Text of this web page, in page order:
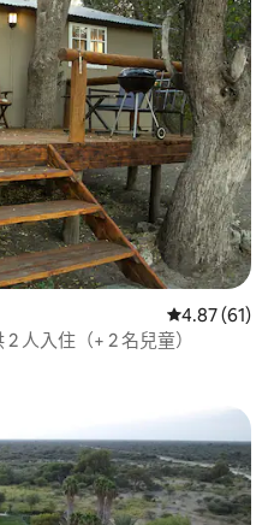
從 61 則評價
4.87 (61)
人入住（+ 2 名兒童）